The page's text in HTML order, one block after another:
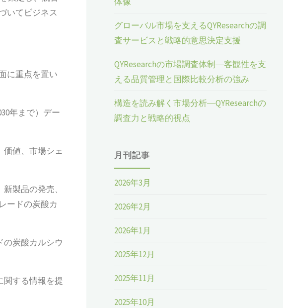
いてビジネス
に重点を置い
年まで）デー
価値、市場シェ
製品の発売、
ードの炭酸カ
の炭酸カルシウ
関する情報を提
グローバル市場を支えるQYResearchの調
査サービスと戦略的意思決定支援
QYResearchの市場調査体制―客観性を支
える品質管理と国際比較分析の強み
構造を読み解く市場分析―QYResearchの
調査力と戦略的視点
月刊記事
2026年3月
2026年2月
2026年1月
2025年12月
2025年11月
2025年10月